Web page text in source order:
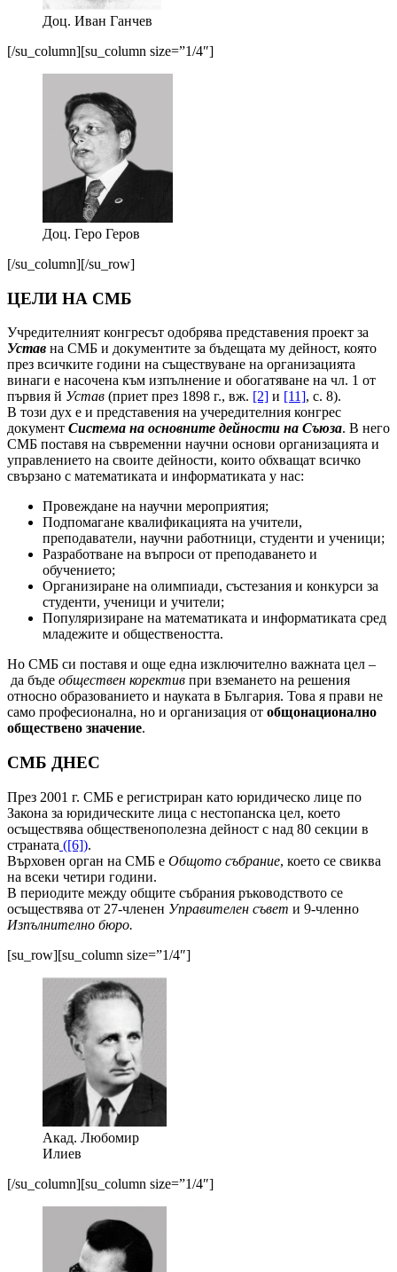
Доц. Иван Ганчев
[/su_column][su_column size=”1/4″]
Доц. Геро Геров
[/su_column][/su_row]
ЦЕЛИ НА СМБ
Учредителният конгресът одобрява представения проект за
Устав на СМБ и документите за бъдещата му дейност, която
през всичките години на съществуване на организацията
винаги е насочена към изпълнение и обогатяване на чл. 1 от
първия й Устав (приет през 1898 г., вж. [2] и [11], с. 8).
В този дух е и представения на учередителния конгрес
документ Система на основните дейности на Съюза. В него
СМБ поставя на съвременни научни основи организацията и
уп­равлението на своите дейности, които обхващат всичко
свързано с математиката и информатиката у нас:
Провеждане на научни мероприятия;
Подпо­магане квалификацията на учители,
преподаватели, научни работници, студенти и ученици;
Разработване на въпроси от преподаването и
обучението;
Организиране на олимпиади, състезания и конкурси за
студенти, ученици и учители;
Популяризиране на математиката и информатиката сред
младежите и обществеността.
Но СМБ си поставя и още една изключително важната цел –
да бъде обществен коректив при вземането на решения
относно образованието и науката в България. Това я прави не
само професионална, но и организация от общонационално
обществено значение.
СМБ ДНЕС
През 2001 г. СМБ е регистриран като юридическо лице по
Закона за юридическите лица с нестопанска цел, което
осъществява общественополезна дейност с над 80 секции в
страната ([6]).
Върховен орган на СМБ е Общото събрание, което се свиква
на всеки четири години.
В периодите между общите събрания ръководството се
осъществява от 27-членен Управителен съвет и 9-членно
Изпълнително бюро.
[su_row][su_column size=”1/4″]
Акад. Любомир
Илиев
[/su_column][su_column size=”1/4″]